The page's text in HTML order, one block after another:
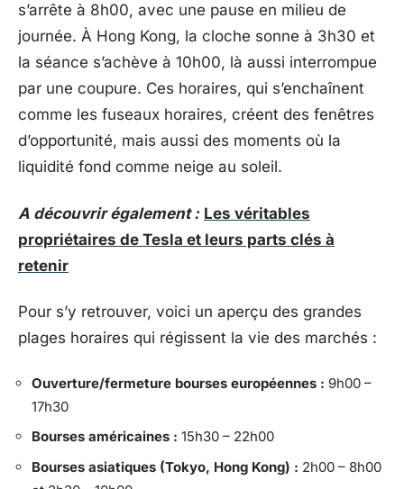
s’arrête à 8h00, avec une pause en milieu de
journée. À Hong Kong, la cloche sonne à 3h30 et
la séance s’achève à 10h00, là aussi interrompue
par une coupure. Ces horaires, qui s’enchaînent
comme les fuseaux horaires, créent des fenêtres
d’opportunité, mais aussi des moments où la
liquidité fond comme neige au soleil.
A découvrir également : Les véritables
propriétaires de Tesla et leurs parts clés à
retenir
Pour s’y retrouver, voici un aperçu des grandes
plages horaires qui régissent la vie des marchés :
Ouverture/fermeture bourses européennes : 9h00 –
17h30
Bourses américaines : 15h30 – 22h00
Bourses asiatiques (Tokyo, Hong Kong) : 2h00 – 8h00